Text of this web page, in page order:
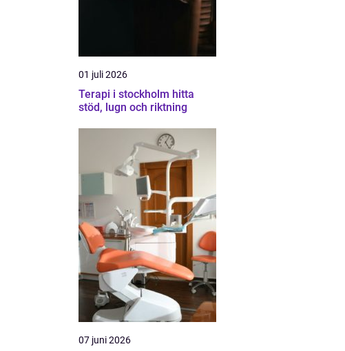
01 juli 2026
Terapi i stockholm hitta
stöd, lugn och riktning
07 juni 2026